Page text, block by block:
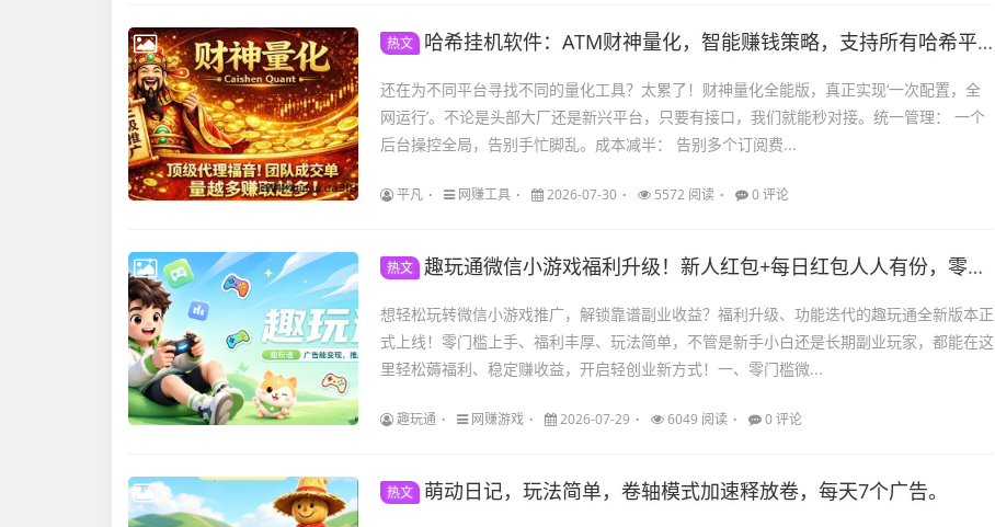
热文 哈希挂机软件：ATM财神量化，智能赚钱策略，支持所有哈希平台，永久躺赚！
还在为不同平台寻找不同的量化工具？太累了！财神量化全能版，真正实现‘一次配置，全
网运行’。不论是头部大厂还是新兴平台，只要有接口，我们就能秒对接。统一管理： 一个
后台操控全局，告别手忙脚乱。成本减半： 告别多个订阅费...
平凡 网赚工具 2026-07-30 5572 阅读 0 评论
热文 趣玩通微信小游戏福利升级！新人红包+每日红包人人有份，零门槛上手
想轻松玩转微信小游戏推广，解锁靠谱副业收益？福利升级、功能迭代的趣玩通全新版本正
式上线！零门槛上手、福利丰厚、玩法简单，不管是新手小白还是长期副业玩家，都能在这
里轻松薅福利、稳定赚收益，开启轻创业新方式！一、零门槛微...
趣玩通 网赚游戏 2026-07-29 6049 阅读 0 评论
热文 萌动日记，玩法简单，卷轴模式加速释放卷，每天7个广告。